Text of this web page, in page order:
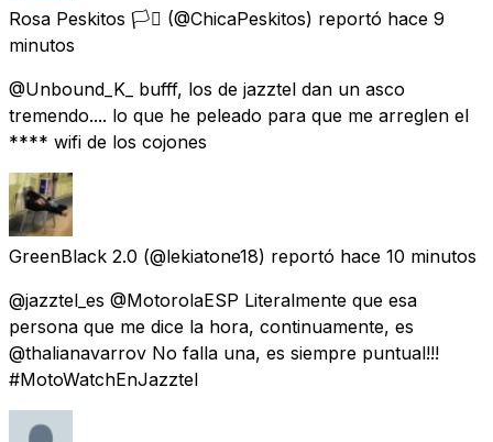
Rosa Peskitos 🏳️‍⚧️ (@ChicaPeskitos) reportó hace 9
minutos
@Unbound_K_ bufff, los de jazztel dan un asco
tremendo.... lo que he peleado para que me arreglen el
**** wifi de los cojones
GreenBlack 2.0 (@lekiatone18) reportó hace 10 minutos
@jazztel_es @MotorolaESP Literalmente que esa
persona que me dice la hora, continuamente, es
@thalianavarrov No falla una, es siempre puntual!!!
#MotoWatchEnJazztel